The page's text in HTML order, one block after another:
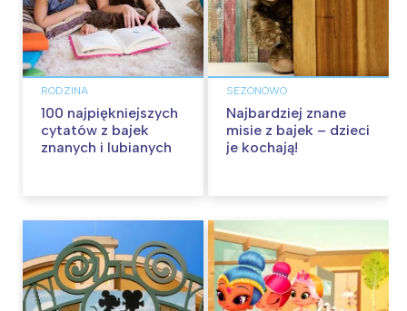
RODZINA
100 najpiękniejszych
cytatów z bajek
znanych i lubianych
SEZONOWO
Najbardziej znane
misie z bajek – dzieci
je kochają!